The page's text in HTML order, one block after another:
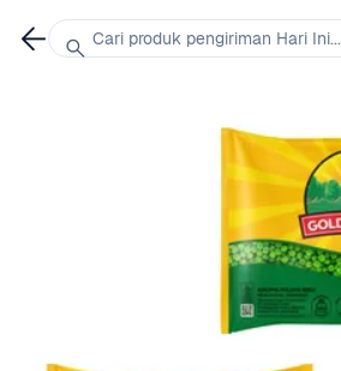
Cari produk pengiriman Hari Ini...